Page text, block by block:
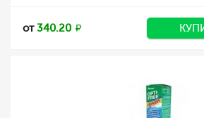
от340.20